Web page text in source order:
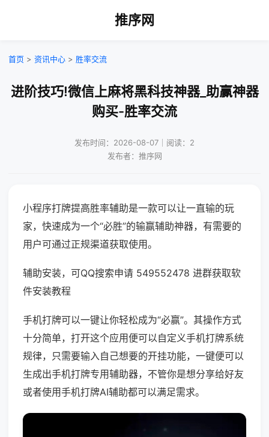
推序网
首页 > 资讯中心 > 胜率交流
进阶技巧!微信上麻将黑科技神器_助赢神器
购买-胜率交流
发布时间：2026-08-07｜阅读：2
发布者：推序网
小程序打牌提高胜率辅助是一款可以让一直输的玩
家，快速成为一个“必胜”的输赢辅助神器，有需要的
用户可通过正规渠道获取使用。
辅助安装，可QQ搜索申请 549552478 进群获取软
件安装教程
手机打牌可以一键让你轻松成为“必赢”。其操作方式
十分简单，打开这个应用便可以自定义手机打牌系统
规律，只需要输入自己想要的开挂功能，一键便可以
生成出手机打牌专用辅助器，不管你是想分享给好友
或者使用手机打牌AI辅助都可以满足需求。